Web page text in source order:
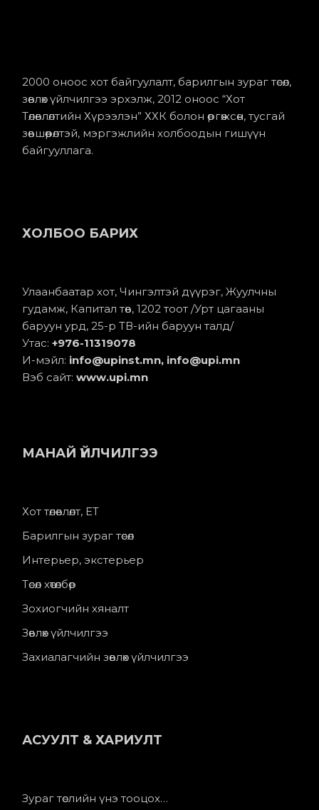
2000 оноос хот байгуулалт, барилгын зураг төсөл,
зөвлөх үйлчилгээ эрхэлж, 2012 оноос “Хот
Төлөвлөлтийн Хүрээлэн” ХХК болон өргөжсөн, тусгай
зөвшөөрөлтэй, мэргэжлийн холбоодын гишүүн
байгууллага.
ХОЛБОО БАРИХ
Улаанбаатар хот, Чингэлтэй дүүрэг, Жуулчны
гудамж, Капитал төв, 1202 тоот /Урт цагааны
баруун урд, 25-р ТВ-ийн баруун талд/
Утас:+976-11319078
И-мэйл: info@upinst.mn, info@upi.mn
Вэб сайт:www.upi.mn
МАНАЙ ҮЙЛЧИЛГЭЭ
Хот төлөвлөлт, ЕТ
Барилгын зураг төсөл
Интерьер, экстерьер
Төсөл хөтөлбөр
Зохиогчийн хяналт
Зөвлөх үйлчилгээ
Захиалагчийн зөвлөх үйлчилгээ
АСУУЛТ & ХАРИУЛТ
Зураг төслийн үнэ тооцох…